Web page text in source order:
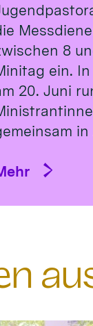
8
ein.
20. Juni